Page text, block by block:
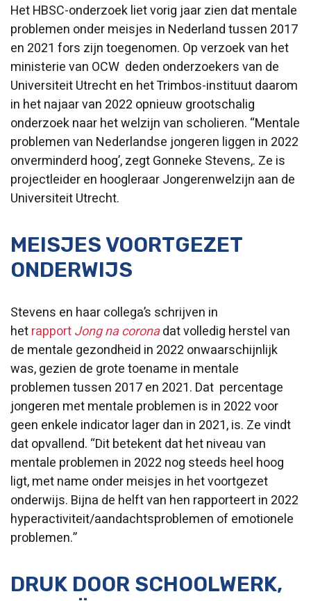
Het HBSC-onderzoek liet vorig jaar zien dat mentale
problemen onder meisjes in Nederland tussen 2017
en 2021 fors zijn toegenomen. Op verzoek van het
ministerie van OCW deden onderzoekers van de
Universiteit Utrecht en het Trimbos-instituut daarom
in het najaar van 2022 opnieuw grootschalig
onderzoek naar het welzijn van scholieren. “Mentale
problemen van Nederlandse jongeren liggen in 2022
onverminderd hoog’, zegt Gonneke Stevens,. Ze is
projectleider en hoogleraar Jongerenwelzijn aan de
Universiteit Utrecht.
MEISJES VOORTGEZET
ONDERWIJS
Stevens en haar collega’s schrijven in
hetrapportJong na coronadat volledig herstel van
de mentale gezondheid in 2022 onwaarschijnlijk
was, gezien de grote toename in mentale
problemen tussen 2017 en 2021. Dat percentage
jongeren met mentale problemen is in 2022 voor
geen enkele indicator lager dan in 2021, is. Ze vindt
dat opvallend. “Dit betekent dat het niveau van
mentale problemen in 2022 nog steeds heel hoog
ligt, met name onder meisjes in het voortgezet
onderwijs. Bijna de helft van hen rapporteert in 2022
hyperactiviteit/aandachtsproblemen of emotionele
problemen.”
DRUK DOOR SCHOOLWERK,